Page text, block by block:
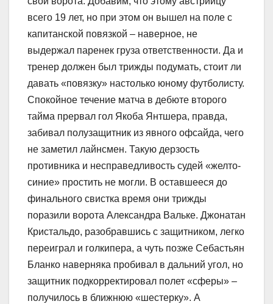
всего 19 лет, но при этом он вышел на поле с
капитанской повязкой – наверное, не
выдержал паренек груза ответственности. Да и
тренер должен был трижды подумать, стоит ли
давать «повязку» настолько юному футболисту.
Спокойное течение матча в дебюте второго
тайма прервал гол Якоба Янтшера, правда,
забивал полузащитник из явного офсайда, чего
не заметил лайнсмен. Такую дерзость
противника и несправедливость судей «желто-
синие» простить не могли. В оставшееся до
финального свистка время они трижды
поразили ворота Александра Вальке. Джонатан
Кристальдо, разобравшись с защитником, легко
переиграл и голкипера, а чуть позже Себастьян
Бланко наверняка пробивал в дальний угол, но
защитник подкорректировал полет «сферы» –
получилось в ближнюю «шестерку». А